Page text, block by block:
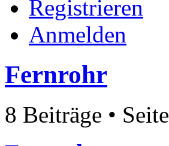
Registrieren
Anmelden
Fernrohr
8 Beiträge • Seite